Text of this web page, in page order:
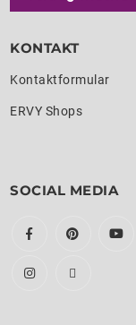
KONTAKT
Kontaktformular
ERVY Shops
SOCIAL MEDIA